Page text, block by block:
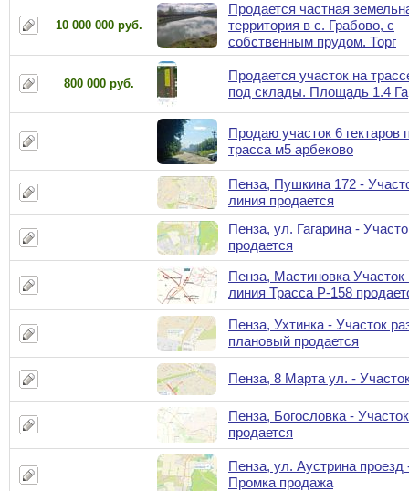
10 000 000 руб.
Продается частная
территория в с. Грабово, с
собственным прудом. Торг
800 000 руб.
Продается участок на
под склады. Площадь 1.4 Га
Продаю участок 6 гектаров
трасса м5 арбеково
Пенза, Пушкина 172 -
линия продается
Пенза, ул. Гагарина -
продается
Пенза, Мастиновка Участок
линия Трасса Р-158
Пенза, Ухтинка - Участок
плановый продается
Пенза, 8 Марта ул. -
Пенза, Богословка -
продается
Пенза, ул. Аустрина проезд
Промка продажа